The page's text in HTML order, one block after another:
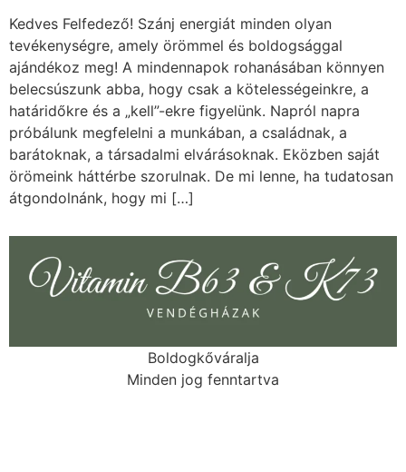
Kedves Felfedező! Szánj energiát minden olyan
tevékenységre, amely örömmel és boldogsággal
ajándékoz meg! A mindennapok rohanásában könnyen
belecsúszunk abba, hogy csak a kötelességeinkre, a
határidőkre és a „kell”-ekre figyelünk. Napról napra
próbálunk megfelelni a munkában, a családnak, a
barátoknak, a társadalmi elvárásoknak. Eközben saját
örömeink háttérbe szorulnak. De mi lenne, ha tudatosan
átgondolnánk, hogy mi […]
Boldogkőváralja
Minden jog fenntartva